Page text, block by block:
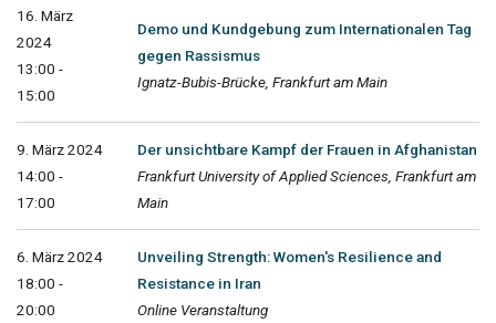
16. März
2024
13:00 -
15:00
Demo und Kundgebung zum Internationalen Tag
gegen Rassismus
Ignatz-Bubis-Brücke, Frankfurt am Main
9. März 2024
14:00 -
17:00
Der unsichtbare Kampf der Frauen in Afghanistan
Frankfurt University of Applied Sciences, Frankfurt am
Main
6. März 2024
18:00 -
20:00
Unveiling Strength: Women's Resilience and
Resistance in Iran
Online Veranstaltung